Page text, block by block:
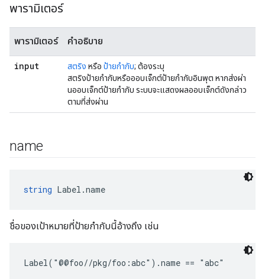
พารามิเตอร์
พารามิเตอร์ คำอธิบาย
input สตริง หรือ ป้ายกำกับ; ต้องระบุ
สตริงป้ายกำกับหรือออบเจ็กต์ป้ายกำกับอินพุต หากส่งผ่า
นออบเจ็กต์ป้ายกำกับ ระบบจะแสดงผลออบเจ็กต์ดังกล่าว
ตามที่ส่งผ่าน
name
string Label.name
ชื่อของเป้าหมายที่ป้ายกำกับนี้อ้างถึง เช่น
Label("@@foo//pkg/foo:abc").name == "abc"